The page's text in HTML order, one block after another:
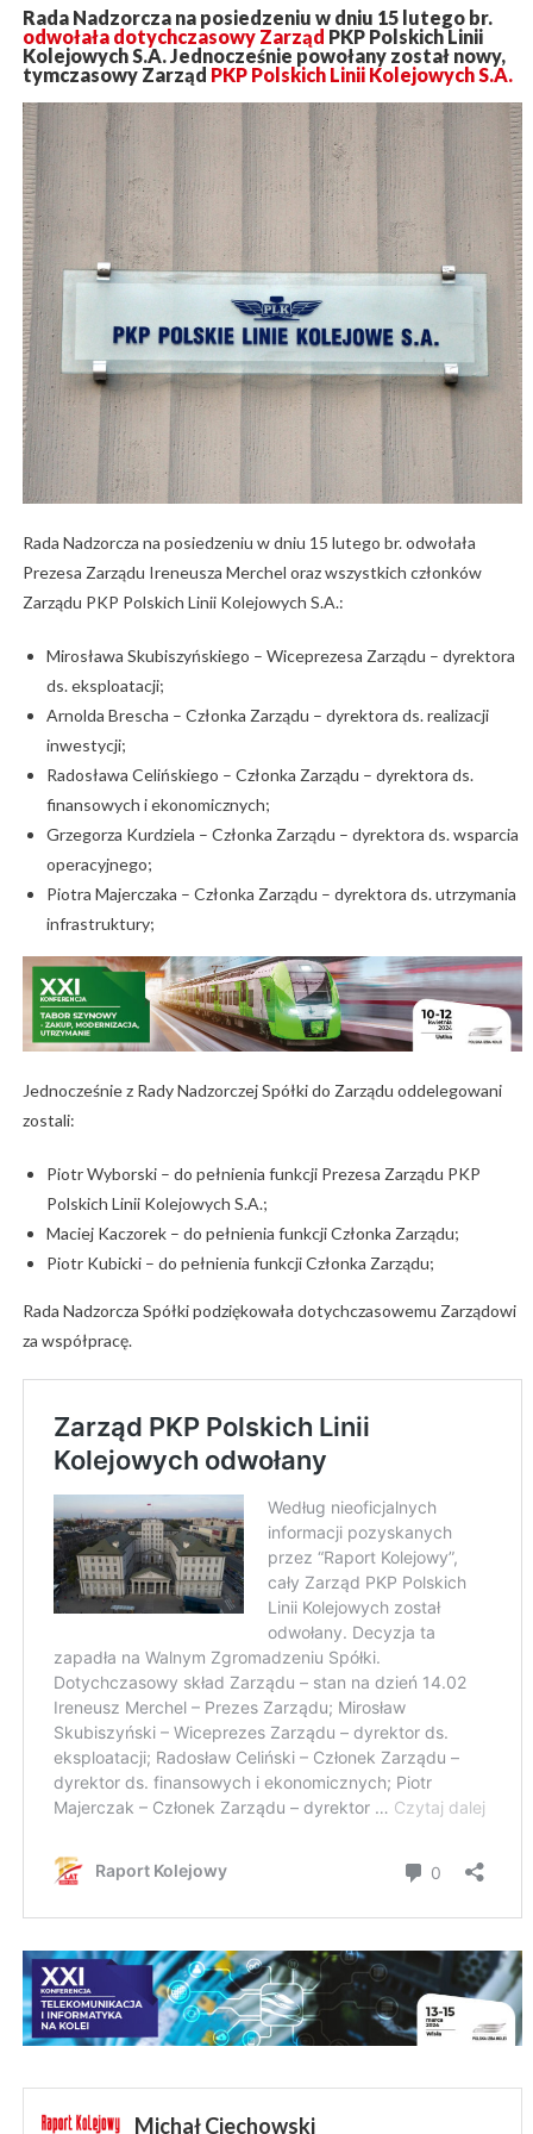
Rada Nadzorcza na posiedzeniu w dniu 15 lutego br.
odwołała dotychczasowy Zarząd PKP Polskich Linii
Kolejowych S.A. Jednocześnie powołany został nowy,
tymczasowy Zarząd PKP Polskich Linii Kolejowych S.A.
Rada Nadzorcza na posiedzeniu w dniu 15 lutego br. odwołała
Prezesa Zarządu Ireneusza Merchel oraz wszystkich członków
Zarządu PKP Polskich Linii Kolejowych S.A.:
Mirosława Skubiszyńskiego – Wiceprezesa Zarządu – dyrektora
ds. eksploatacji;
Arnolda Brescha – Członka Zarządu – dyrektora ds. realizacji
inwestycji;
Radosława Celińskiego – Członka Zarządu – dyrektora ds.
finansowych i ekonomicznych;
Grzegorza Kurdziela – Członka Zarządu – dyrektora ds. wsparcia
operacyjnego;
Piotra Majerczaka – Członka Zarządu – dyrektora ds. utrzymania
infrastruktury;
Jednocześnie z Rady Nadzorczej Spółki do Zarządu oddelegowani
zostali:
Piotr Wyborski – do pełnienia funkcji Prezesa Zarządu PKP
Polskich Linii Kolejowych S.A.;
Maciej Kaczorek – do pełnienia funkcji Członka Zarządu;
Piotr Kubicki – do pełnienia funkcji Członka Zarządu;
Rada Nadzorcza Spółki podziękowała dotychczasowemu Zarządowi
za współpracę.
Michał Ciechowski